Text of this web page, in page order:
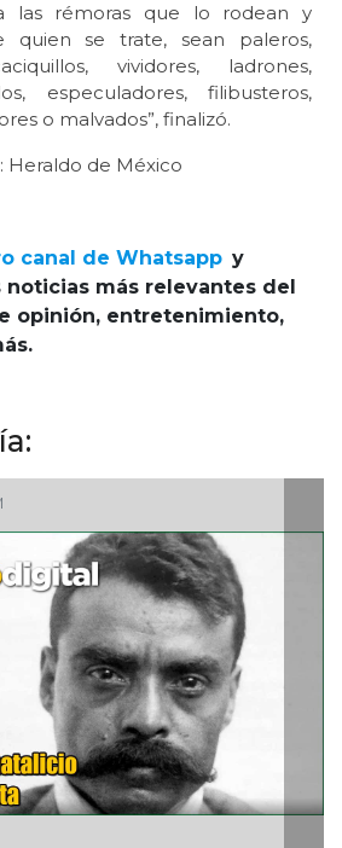
las rémoras que lo rodean y
quien se trate, sean paleros,
vividores, ladrones,
especuladores, filibusteros,
o malvados”, finalizó.
Heraldo de México
canal de Whatsapp y
más relevantes del
opinión, entretenimiento,